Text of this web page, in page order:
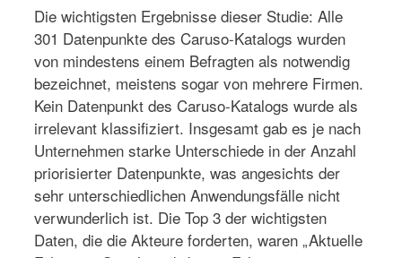
Die wichtigsten Ergebnisse dieser Studie: Alle
301 Datenpunkte des Caruso-Katalogs wurden
von mindestens einem Befragten als notwendig
bezeichnet, meistens sogar von mehrere Firmen.
Kein Datenpunkt des Caruso-Katalogs wurde als
irrelevant klassifiziert. Insgesamt gab es je nach
Unternehmen starke Unterschiede in der Anzahl
priorisierter Datenpunkte, was angesichts der
sehr unterschiedlichen Anwendungsfälle nicht
verwunderlich ist. Die Top 3 der wichtigsten
Daten, die die Akteure forderten, waren „Aktuelle